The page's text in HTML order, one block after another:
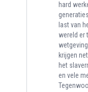
hard
last van
wereld er
krijgen
het
en vele